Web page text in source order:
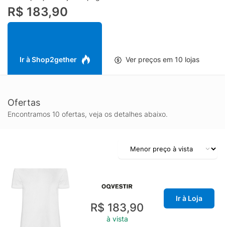
redonda com acabamento canelado- Mangas curtas com
acabamento dobrado- Estampa gráfica "Pedal. / SK Studio"
com ilustração de bicicleta em preto nas costas- Barra
R$ 183,90
Ir à Shop2gether Ver preços em 10 lojas
Ofertas
Encontramos 10 ofertas, veja os detalhes abaixo.
R$ 183,90
à vista
Ir à Loja